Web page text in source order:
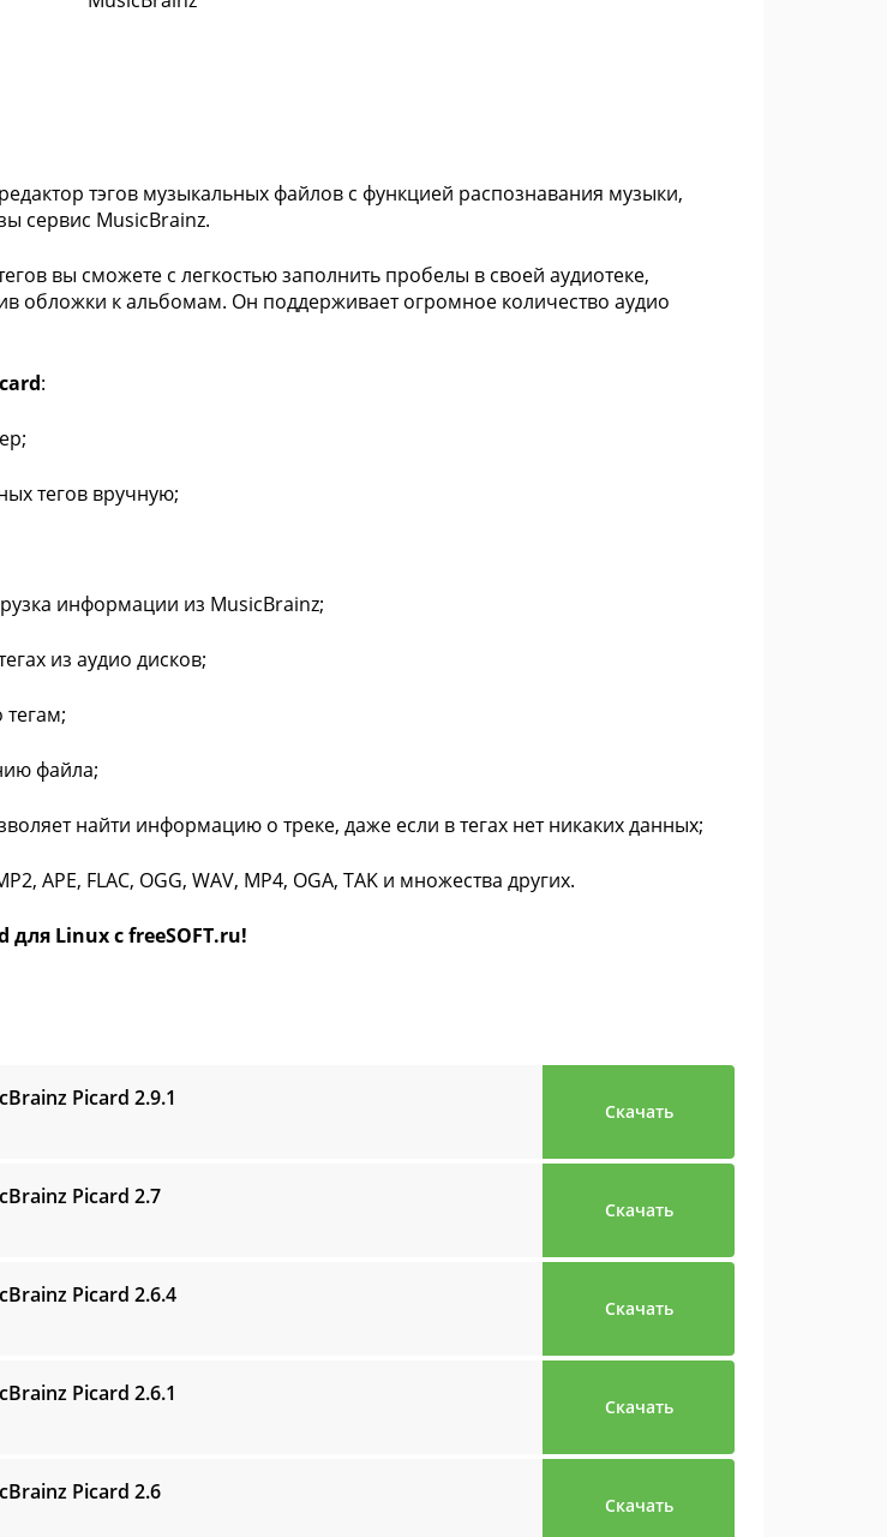
тэгов музыкальных файлов с функцией распознавания музыки,
сервис MusicBrainz.
вы сможете с легкостью заполнить пробелы в своей аудиотеке,
обложки к альбомам. Он поддерживает огромное количество аудио
:
тегов вручную;
информации из MusicBrainz;
из аудио дисков;
файла;
найти информацию о треке, даже если в тегах нет никаких данных;
APE, FLAC, OGG, WAV, MP4, OGA, TAK и множества других.
Linux с freeSOFT.ru!
Picard 2.9.1
Скачать
Picard 2.7
Скачать
Picard 2.6.4
Скачать
Picard 2.6.1
Скачать
Picard 2.6
Скачать